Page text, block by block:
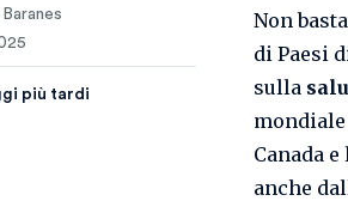
più tardi
Non
di Paesi
sulla
Canada
anche